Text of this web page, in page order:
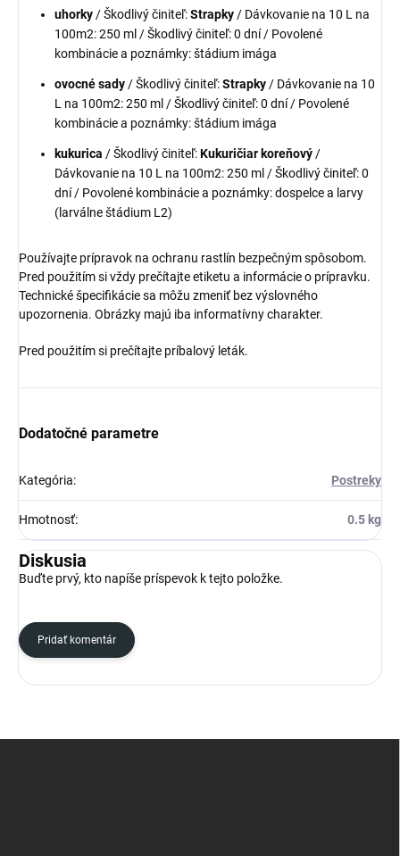
uhorky/ Škodlivý činiteľ:Strapky/ Dávkovanie na 10 L na
100m2: 250 ml / Škodlivý činiteľ: 0 dní / Povolené
kombinácie a poznámky: štádium imága
ovocné sady/ Škodlivý činiteľ:Strapky/ Dávkovanie na 10
L na 100m2: 250 ml / Škodlivý činiteľ: 0 dní / Povolené
kombinácie a poznámky: štádium imága
kukurica / Škodlivý činiteľ:Kukuričiar koreňový/
Dávkovanie na 10 L na 100m2: 250 ml / Škodlivý činiteľ: 0
dní / Povolené kombinácie a poznámky: dospelce a larvy
(larválne štádium L2)
Používajte prípravok na ochranu rastlín bezpečným spôsobom.
Pred použitím si vždy prečítajte etiketu a informácie o prípravku.
Technické špecifikácie sa môžu zmeniť bez výslovného
upozornenia. Obrázky majú iba informatívny charakter.
Pred použitím si prečítajte príbalový leták.
Dodatočné parametre
Kategória: Postreky
Hmotnosť: 0.5 kg
Diskusia
Buďte prvý, kto napíše príspevok k tejto položke.
Pridať komentár